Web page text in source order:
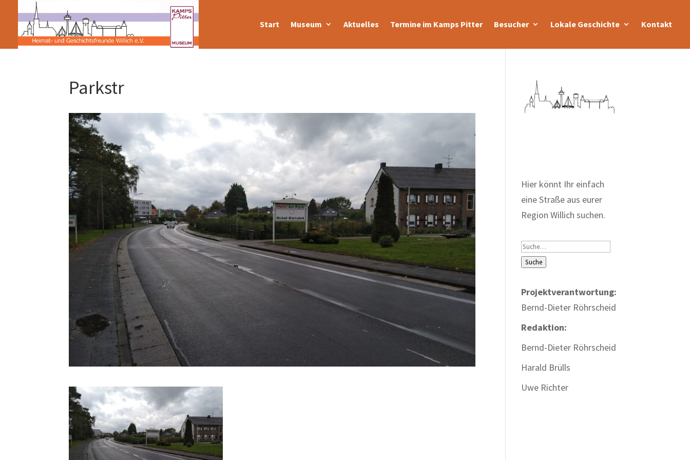
Start Museum Aktuelles Termine im Kamps Pitter Besucher Lokale Geschichte Kontakt
Parkstr
Hier könnt Ihr einfach
eine Straße aus eurer
Region Willich suchen.
Suche
Suche
Projektverantwortung:
Bernd-Dieter Röhrscheid
Redaktion:
Bernd-Dieter Röhrscheid
Harald Brülls
Uwe Richter